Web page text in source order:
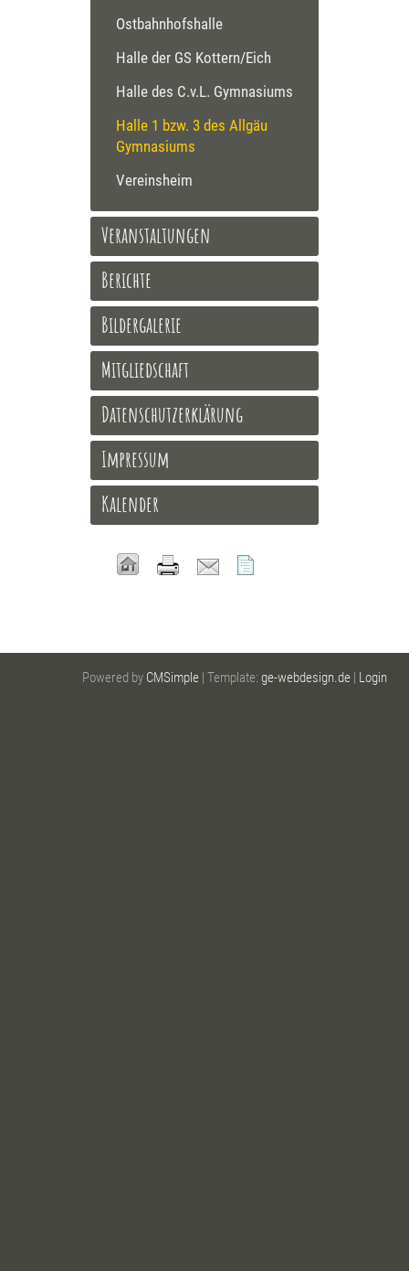
Ostbahnhofshalle
Halle der GS Kottern/Eich
Halle des C.v.L. Gymnasiums
Halle 1 bzw. 3 des Allgäu
Gymnasiums
Vereinsheim
Veranstaltungen
Berichte
Bildergalerie
Mitgliedschaft
Datenschutzerklärung
Impressum
Kalender
Powered by CMSimple | Template: ge-webdesign.de | Login